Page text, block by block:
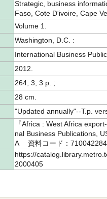
Strategic, business
Faso, Cote D'ivoire, Cape
Volume 1.
Washington, D.C. :
International Business
2012.
264, 3, 3 p. ;
28 cm.
"Updated annually"--T.p.
『Africa : West Africa
nal Business Publications,
A 資料コード：
https://
2000405